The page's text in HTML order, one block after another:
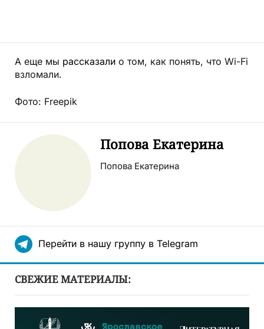
А еще мы рассказали о том, как понять, что Wi-Fi
взломали.
Фото: Freepik
Попова Екатерина
Попова Екатерина
Перейти в нашу группу в Telegram
СВЕЖИЕ МАТЕРИАЛЫ: